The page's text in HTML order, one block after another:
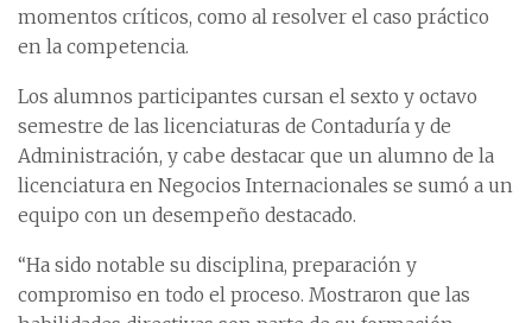
momentos críticos, como al resolver el caso práctico
en la competencia.
Los alumnos participantes cursan el sexto y octavo
semestre de las licenciaturas de Contaduría y de
Administración, y cabe destacar que un alumno de la
licenciatura en Negocios Internacionales se sumó a un
equipo con un desempeño destacado.
“Ha sido notable su disciplina, preparación y
compromiso en todo el proceso. Mostraron que las